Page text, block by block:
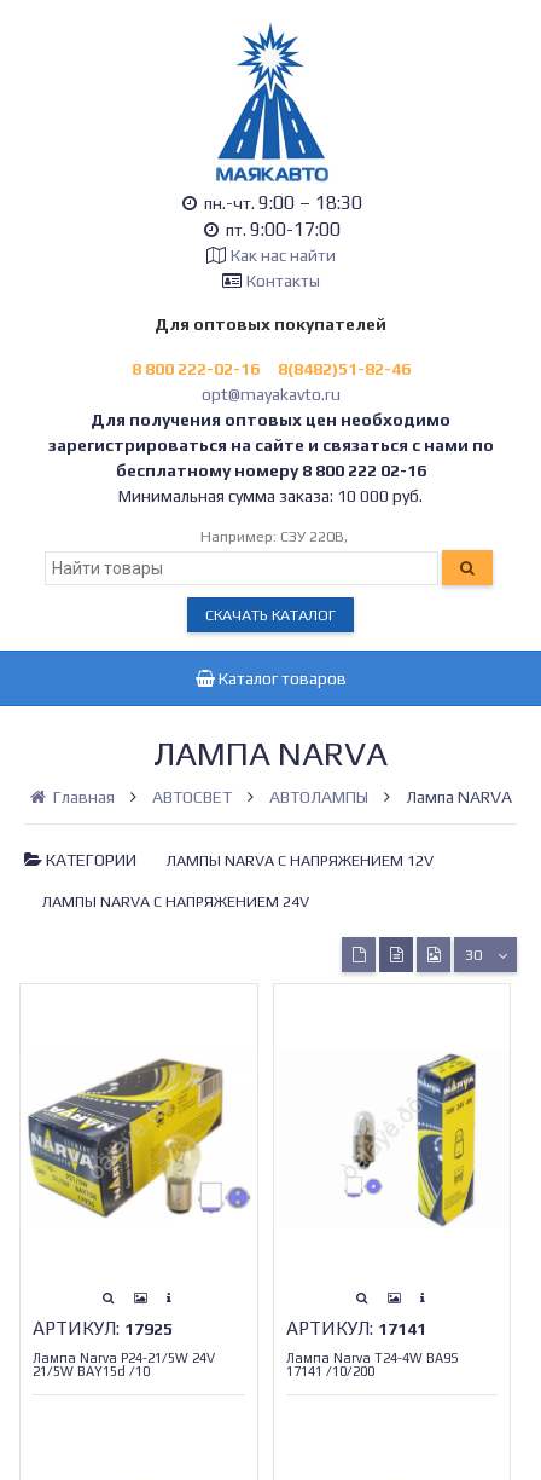
пн.-чт. 9:00 – 18:30
пт. 9:00-17:00
Как нас найти
Контакты
Для оптовых покупателей
8 800 222-02-16
8(8482)51-82-46
opt@mayakavto.ru
Для получения оптовых цен необходимо
зарегистрироваться на сайте и связаться с нами по
бесплатному номеру 8 800 222 02-16
Минимальная сумма заказа: 10 000 руб.
Например: СЗУ 220В,
СКАЧАТЬ КАТАЛОГ
Каталог товаров
ЛАМПА NARVA
Главная АВТОСВЕТ АВТОЛАМПЫ Лампа NARVA
КАТЕГОРИИ ЛАМПЫ NARVA С НАПРЯЖЕНИЕМ 12V
ЛАМПЫ NARVA С НАПРЯЖЕНИЕМ 24V
30
АРТИКУЛ: 17925
Лампа Narva Р24-21/5W 24V
21/5W BAY15d /10
АРТИКУЛ: 17141
Лампа Narva T24-4W BA9S
17141 /10/200